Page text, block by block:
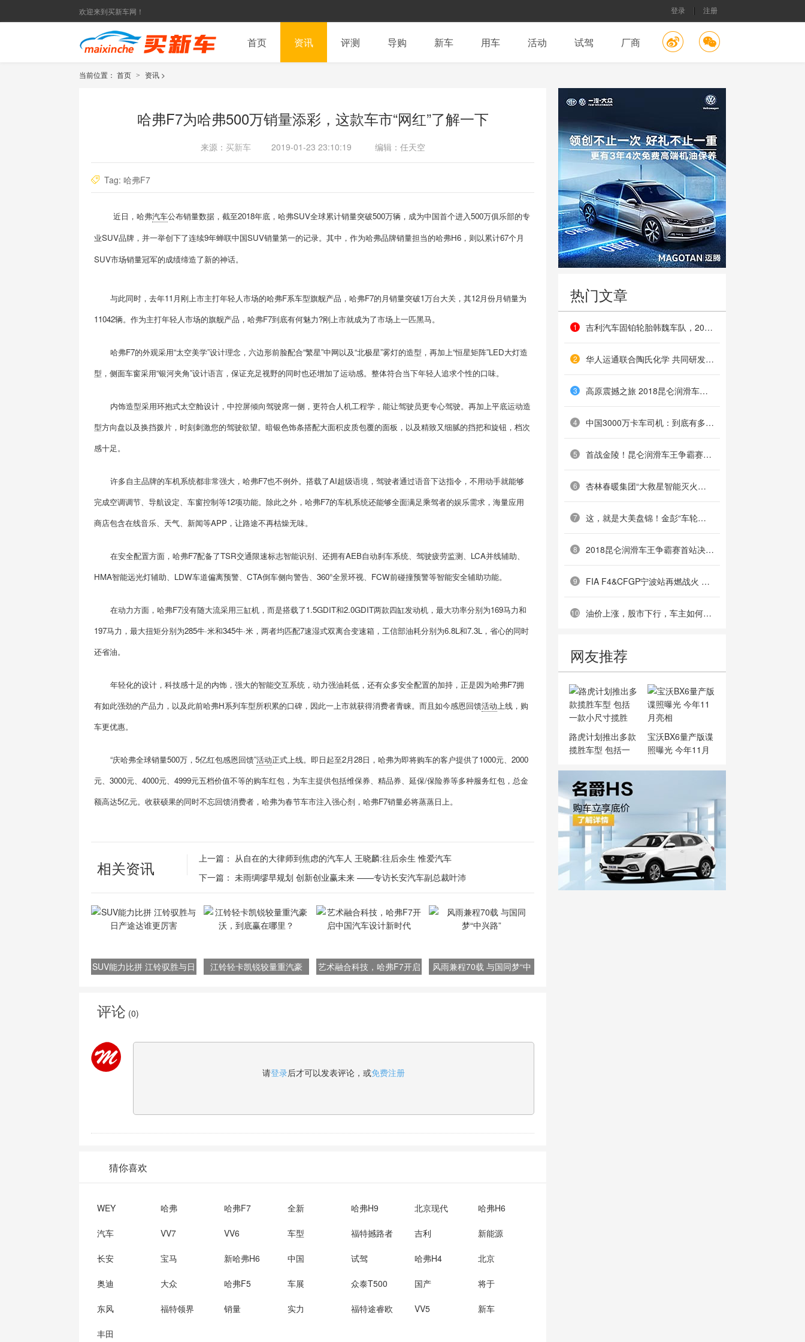
欢迎来到买新车网！ 登录 注册
首页 资讯 评测 导购 新车 用车 活动 试驾 厂商
当前位置： 首页 > 资讯 >
哈弗F7为哈弗500万销量添彩，这款车市“网红”了解一下
来源： 买新车 2019-01-23 23:10:19 编辑：任天空
Tag: 哈弗F7
近日，哈弗汽车公布销量数据，截至2018年底，哈弗SUV全球累计销量突破500万辆，成为中国首个进入500万俱乐部的专
业SUV品牌，并一举创下了连续9年蝉联中国SUV销量第一的记录。其中，作为哈弗品牌销量担当的哈弗H6，则以累计67个月
SUV市场销量冠军的成绩缔造了新的神话。
与此同时，去年11月刚上市主打年轻人市场的哈弗F系车型旗舰产品，哈弗F7的月销量突破1万台大关，其12月份月销量为
11042辆。作为主打年轻人市场的旗舰产品，哈弗F7到底有何魅力?刚上市就成为了市场上一匹黑马。
哈弗F7的外观采用“太空美学”设计理念，六边形前脸配合“繁星”中网以及“北极星”雾灯的造型，再加上“恒星矩阵”LED大灯造
型，侧面车窗采用“银河夹角”设计语言，保证充足视野的同时也还增加了运动感。整体符合当下年轻人追求个性的口味。
内饰造型采用环抱式太空舱设计，中控屏倾向驾驶席一侧，更符合人机工程学，能让驾驶员更专心驾驶。再加上平底运动造
型方向盘以及换挡拨片，时刻刺激您的驾驶欲望。暗银色饰条搭配大面积皮质包覆的面板，以及精致又细腻的挡把和旋钮，档次
感十足。
许多自主品牌的车机系统都非常强大，哈弗F7也不例外。搭载了AI超级语境，驾驶者通过语音下达指令，不用动手就能够
完成空调调节、导航设定、车窗控制等12项功能。除此之外，哈弗F7的车机系统还能够全面满足乘驾者的娱乐需求，海量应用
商店包含在线音乐、天气、新闻等APP，让路途不再枯燥无味。
在安全配置方面，哈弗F7配备了TSR交通限速标志智能识别、还拥有AEB自动刹车系统、驾驶疲劳监测、LCA并线辅助、
HMA智能远光灯辅助、LDW车道偏离预警、CTA倒车侧向警告、360°全景环视、FCW前碰撞预警等智能安全辅助功能。
在动力方面，哈弗F7没有随大流采用三缸机，而是搭载了1.5GDIT和2.0GDIT两款四缸发动机，最大功率分别为169马力和
197马力，最大扭矩分别为285牛·米和345牛·米，两者均匹配7速湿式双离合变速箱，工信部油耗分别为6.8L和7.3L，省心的同时
还省油。
年轻化的设计，科技感十足的内饰，强大的智能交互系统，动力强油耗低，还有众多安全配置的加持，正是因为哈弗F7拥
有如此强劲的产品力，以及此前哈弗H系列车型所积累的口碑，因此一上市就获得消费者青睐。而且如今感恩回馈活动上线，购
车更优惠。
“庆哈弗全球销量500万，5亿红包感恩回馈”活动正式上线。即日起至2月28日，哈弗为即将购车的客户提供了1000元、2000
元、3000元、4000元、4999元五档价值不等的购车红包，为车主提供包括维保券、精品券、延保/保险券等多种服务红包，总金
额高达5亿元。收获硕果的同时不忘回馈消费者，哈弗为春节车市注入强心剂，哈弗F7销量必将蒸蒸日上。
相关资讯 上一篇： 从自在的大律师到焦虑的汽车人 王晓麟:往后余生 惟爱汽车
下一篇： 未雨绸缪早规划 创新创业赢未来 ——专访长安汽车副总裁叶沛
SUV能力比拼 江铃驭胜与日
江铃轻卡凯锐较量重汽豪
艺术融合科技，哈弗F7开启
风雨兼程70载 与国同梦“中
评论 (0)
请登录后才可以发表评论，或免费注册
猜你喜欢
WEY 哈弗 哈弗F7 全新 哈弗H9 北京现代 哈弗H6
汽车 VV7 VV6 车型 福特撼路者 吉利 新能源
长安 宝马 新哈弗H6 中国 试驾 哈弗H4 北京
奥迪 大众 哈弗F5 车展 众泰T500 国产 将于
东风 福特领界 销量 实力 福特途睿欧 VV5 新车
丰田
热门文章
1 吉利汽车固铂轮胎韩魏车队，2018环塔拉力赛实力争锋
2 华人运通联合陶氏化学 共同研发新能源汽车材料
3 高原震撼之旅 2018昆仑润滑车王争霸赛昆明嵩明嘉丽泽站冠军诞生
4 中国3000万卡车司机：到底有多苦？
5 首战金陵！昆仑润滑车王争霸赛2018赛季拉开序幕
6 杏林春暖集团“大救星智能灭火装置“将火灾灭绝在火苗状态!
7 这，就是大美盘锦！金彭“车轮上的秋天”探访深秋绯红秘境
8 2018昆仑润滑车王争霸赛首站决赛尘埃落定
9 FIA F4&CFGP宁波站再燃战火 乐虎CFGP车手首次夺得全场冠军
10 油价上涨，股市下行，车主如何自救？
网友推荐
路虎计划推出多款
揽胜车型 包括一
宝沃BX6量产版谍
照曝光 今年11月